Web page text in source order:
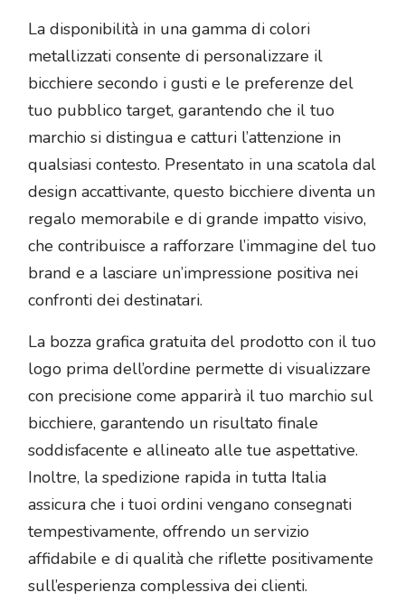
La disponibilità in una gamma di colori
metallizzati consente di personalizzare il
bicchiere secondo i gusti e le preferenze del
tuo pubblico target, garantendo che il tuo
marchio si distingua e catturi l’attenzione in
qualsiasi contesto. Presentato in una scatola dal
design accattivante, questo bicchiere diventa un
regalo memorabile e di grande impatto visivo,
che contribuisce a rafforzare l’immagine del tuo
brand e a lasciare un’impressione positiva nei
confronti dei destinatari.
La bozza grafica gratuita del prodotto con il tuo
logo prima dell’ordine permette di visualizzare
con precisione come apparirà il tuo marchio sul
bicchiere, garantendo un risultato finale
soddisfacente e allineato alle tue aspettative.
Inoltre, la spedizione rapida in tutta Italia
assicura che i tuoi ordini vengano consegnati
tempestivamente, offrendo un servizio
affidabile e di qualità che riflette positivamente
sull’esperienza complessiva dei clienti.